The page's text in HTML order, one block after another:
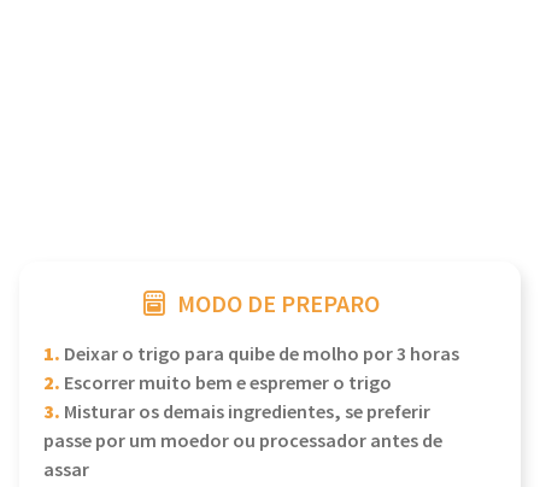
MODO DE PREPARO
1. Deixar o trigo para quibe de molho por 3 horas
2. Escorrer muito bem e espremer o trigo
3. Misturar os demais ingredientes, se preferir
passe por um moedor ou processador antes de
assar